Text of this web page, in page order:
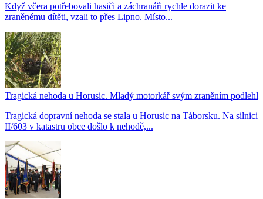
Když včera potřebovali hasiči a záchranáři rychle dorazit ke
zraněnému dítěti, vzali to přes Lipno. Místo...
Tragická nehoda u Horusic. Mladý motorkář svým zraněním podlehl
Tragická dopravní nehoda se stala u Horusic na Táborsku. Na silnici
II/603 v katastru obce došlo k nehodě,...